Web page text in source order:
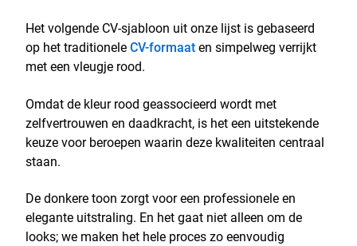
Het volgende CV-sjabloon uit onze lijst is gebaseerd
op het traditioneleCV-formaaten simpelweg verrijkt
met een vleugje rood.
Omdat de kleur rood geassocieerd wordt met
zelfvertrouwen en daadkracht, is het een uitstekende
keuze voor beroepen waarin deze kwaliteiten centraal
staan.
De donkere toon zorgt voor een professionele en
elegante uitstraling. En het gaat niet alleen om de
looks; we maken het hele proces zo eenvoudig